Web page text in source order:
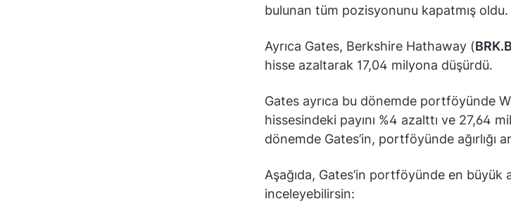
bulunan tüm pozisyonunu kapatmış oldu.
Ayrıca Gates, Berkshire Hathaway (BRK.B
hisse azaltarak 17,04 milyona düşürdü.
Gates ayrıca bu dönemde portföyünde
hissesindeki payını %4 azalttı ve 27,64
dönemde Gates’in, portföyünde ağırlığı
Aşağıda, Gates’in portföyünde en büyük
inceleyebilirsin: